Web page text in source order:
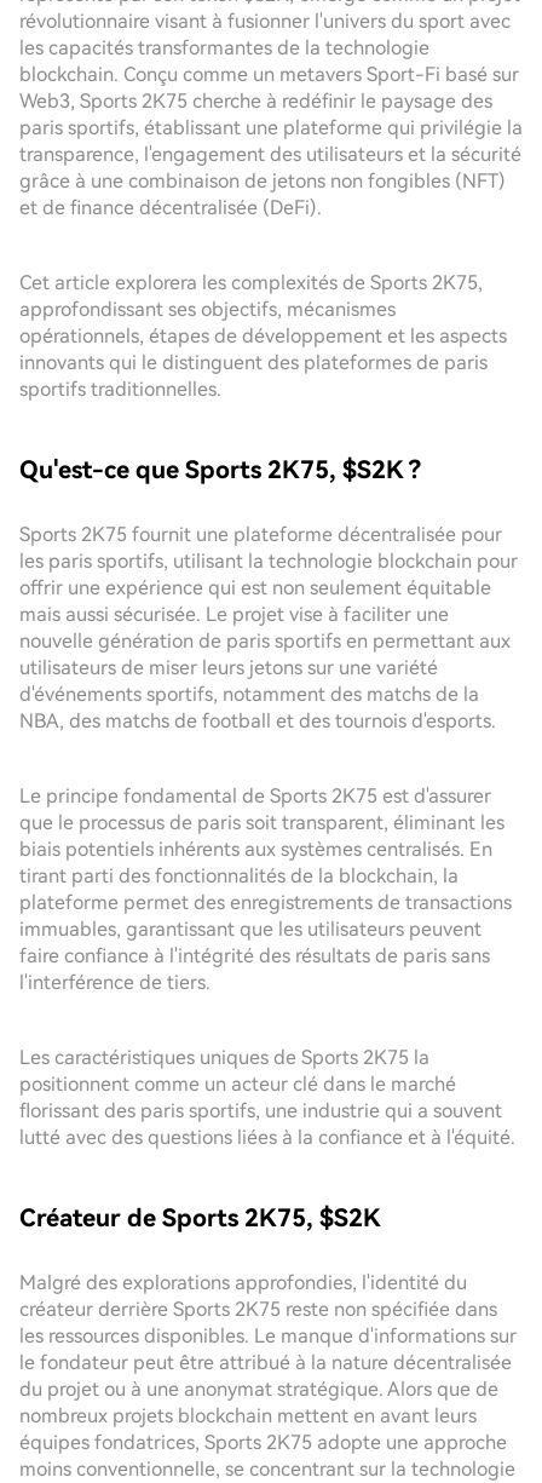
révolutionnaire visant à fusionner l'univers du sport avec
les capacités transformantes de la technologie
blockchain. Conçu comme un metavers Sport-Fi basé sur
Web3, Sports 2K75 cherche à redéfinir le paysage des
paris sportifs, établissant une plateforme qui privilégie la
transparence, l'engagement des utilisateurs et la sécurité
grâce à une combinaison de jetons non fongibles (NFT)
et de finance décentralisée (DeFi).
Cet article explorera les complexités de Sports 2K75,
approfondissant ses objectifs, mécanismes
opérationnels, étapes de développement et les aspects
innovants qui le distinguent des plateformes de paris
sportifs traditionnelles.
Qu'est-ce que Sports 2K75, $S2K ?
Sports 2K75 fournit une plateforme décentralisée pour
les paris sportifs, utilisant la technologie blockchain pour
offrir une expérience qui est non seulement équitable
mais aussi sécurisée. Le projet vise à faciliter une
nouvelle génération de paris sportifs en permettant aux
utilisateurs de miser leurs jetons sur une variété
d'événements sportifs, notamment des matchs de la
NBA, des matchs de football et des tournois d'esports.
Le principe fondamental de Sports 2K75 est d'assurer
que le processus de paris soit transparent, éliminant les
biais potentiels inhérents aux systèmes centralisés. En
tirant parti des fonctionnalités de la blockchain, la
plateforme permet des enregistrements de transactions
immuables, garantissant que les utilisateurs peuvent
faire confiance à l'intégrité des résultats de paris sans
l'interférence de tiers.
Les caractéristiques uniques de Sports 2K75 la
positionnent comme un acteur clé dans le marché
florissant des paris sportifs, une industrie qui a souvent
lutté avec des questions liées à la confiance et à l'équité.
Créateur de Sports 2K75, $S2K
Malgré des explorations approfondies, l'identité du
créateur derrière Sports 2K75 reste non spécifiée dans
les ressources disponibles. Le manque d'informations sur
le fondateur peut être attribué à la nature décentralisée
du projet ou à une anonymat stratégique. Alors que de
nombreux projets blockchain mettent en avant leurs
équipes fondatrices, Sports 2K75 adopte une approche
moins conventionnelle, se concentrant sur la technologie